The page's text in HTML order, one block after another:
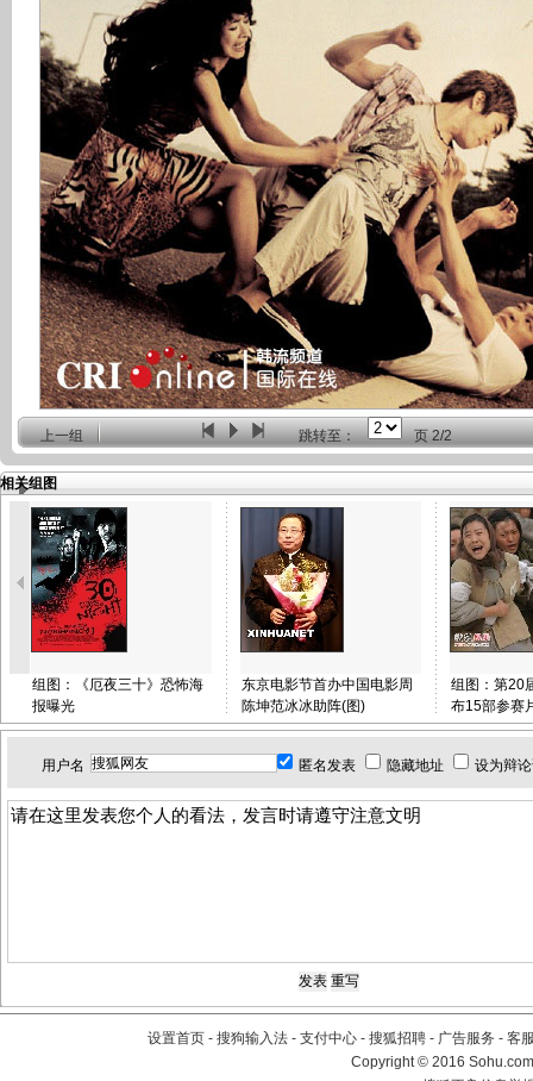
上一组 跳转至： 页2/2
相关组图
组图：《厄夜三十》恐怖海
报曝光
东京电影节首办中国电影周
陈坤范冰冰助阵(图)
组图：第20
布15部参赛
用户名 匿名发表 隐藏地址 设为辩
设置首页 - 搜狗输入法 - 支付中心 - 搜狐招聘 - 广告服务 - 客
Copyright©2016